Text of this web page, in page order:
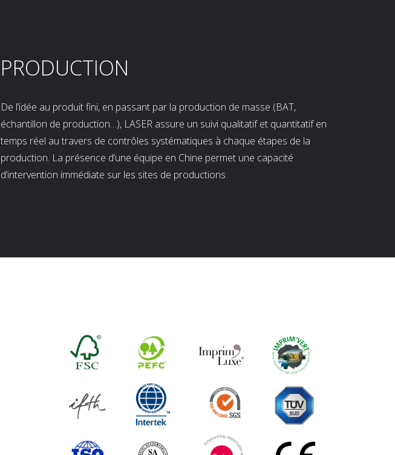
PRODUCTION
De l’idée au produit fini, en passant par la production de masse (BAT,
échantillon de production…), LASER assure un suivi qualitatif et quantitatif en
temps réel au travers de contrôles systématiques à chaque étapes de la
production. La présence d’une équipe en Chine permet une capacité
d’intervention immédiate sur les sites de productions.